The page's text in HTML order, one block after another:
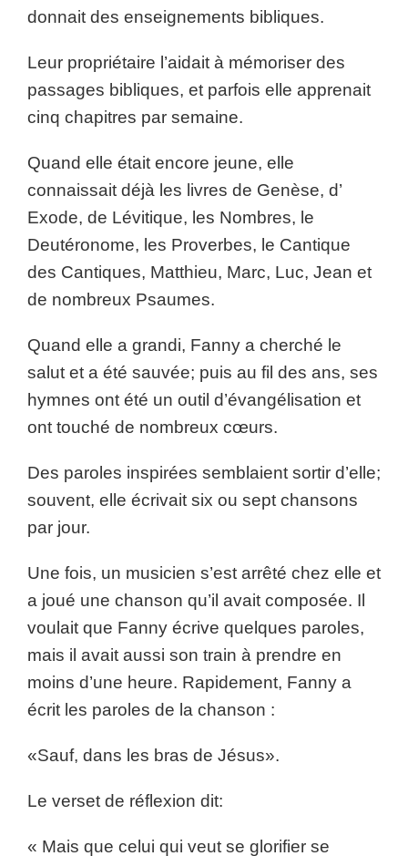
donnait des enseignements bibliques.
Leur propriétaire l’aidait à mémoriser des
passages bibliques, et parfois elle apprenait
cinq chapitres par semaine.
Quand elle était encore jeune, elle
connaissait déjà les livres de Genèse, d’
Exode, de Lévitique, les Nombres, le
Deutéronome, les Proverbes, le Cantique
des Cantiques, Matthieu, Marc, Luc, Jean et
de nombreux Psaumes.
Quand elle a grandi, Fanny a cherché le
salut et a été sauvée; puis au fil des ans, ses
hymnes ont été un outil d’évangélisation et
ont touché de nombreux cœurs.
Des paroles inspirées semblaient sortir d’elle;
souvent, elle écrivait six ou sept chansons
par jour.
Une fois, un musicien s’est arrêté chez elle et
a joué une chanson qu’il avait composée. Il
voulait que Fanny écrive quelques paroles,
mais il avait aussi son train à prendre en
moins d’une heure. Rapidement, Fanny a
écrit les paroles de la chanson :
«Sauf, dans les bras de Jésus».
Le verset de réflexion dit:
« Mais que celui qui veut se glorifier se